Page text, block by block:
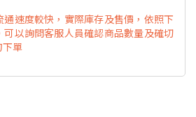
通速度較快，實際庫存及售價，依照下
可以詢問客服人員確認商品數量及確切
下單